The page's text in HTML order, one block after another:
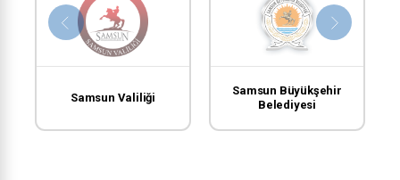
Samsun Valiliği
Samsun Büyükşehir
Belediyesi